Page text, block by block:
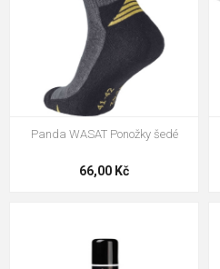
Panda WASAT Ponožky šedé
66,00 Kč